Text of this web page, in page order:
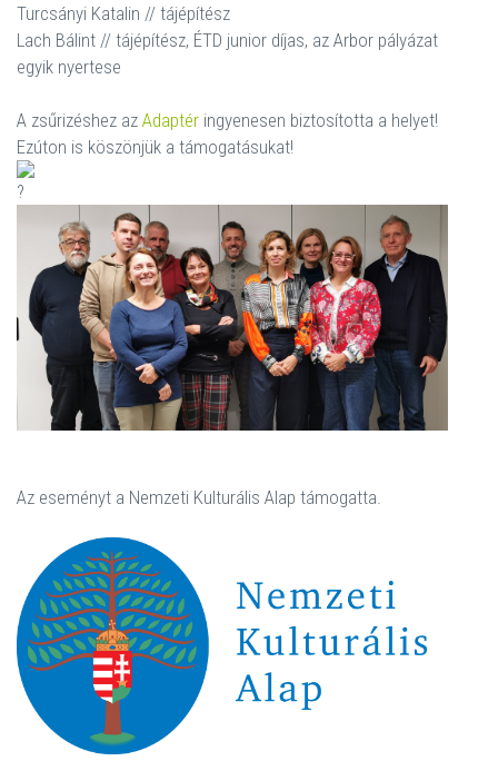
Turcsányi Katalin // tájépítész
Lach Bálint // tájépítész, ÉTD junior díjas, az Arbor pályázat
egyik nyertese
A zsűrizéshez az Adaptér ingyenesen biztosította a helyet!
Ezúton is köszönjük a támogatásukat!
Az eseményt a Nemzeti Kulturális Alap támogatta.